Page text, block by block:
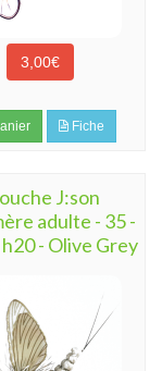
3,00€
Fiche
J:son
adulte - 35 -
h20 - Olive Grey